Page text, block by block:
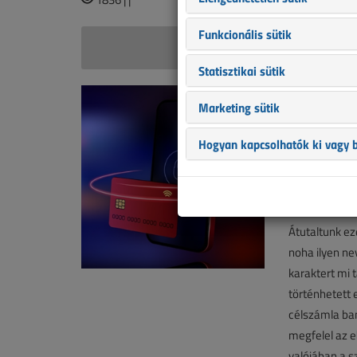
Hézag a
Vajon
„házon
2023.
Társszerző:
Átutaltunk
noha ilyen
karaktert mi
történhetett
célszámla
megfelel az
Funkcionális sütik
Statisztikai sütik
Marketing sütik
Hogyan kapcsolhatók ki vagy